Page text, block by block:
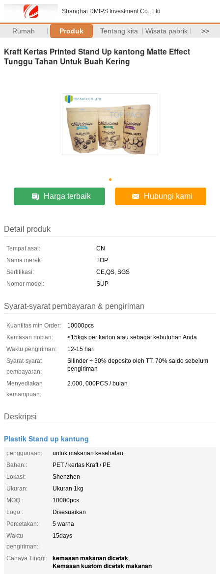
Shanghai DMIPS Investment Co., Ltd
Rumah Produk Tentang kita Wisata pabrik >>
Kraft Kertas Printed Stand Up kantong Matte Effect
Tunggu Tahan Untuk Buah Kering
Harga terbaik Hubungi kami
Detail produk
Tempat asal:
CN
Nama merek:
TOP
Sertifikasi:
CE,QS, SGS
Nomor model:
SUP
Syarat-syarat pembayaran & pengiriman
Kuantitas min Order:
10000pcs
Kemasan rincian:
≤15kgs per karton atau sebagai kebutuhan Anda
Waktu pengiriman:
12-15 hari
Syarat-syarat
pembayaran:
Silinder + 30% deposito oleh TT, 70% saldo sebelum
pengiriman
Menyediakan
kemampuan:
2.000, 000PCS / bulan
Deskripsi
Plastik Stand up kantung
penggunaan:
untuk makanan kesehatan
Bahan::
PET / kertas Kraft / PE
Lokasi:
Shenzhen
Ukuran:
Ukuran 1kg
MOQ::
10000pcs
Logo::
Disesuaikan
Percetakan::
5 warna
Waktu
pengiriman::
15days
Cahaya Tinggi: kemasan makanan dicetak,
Kemasan kustom dicetak makanan